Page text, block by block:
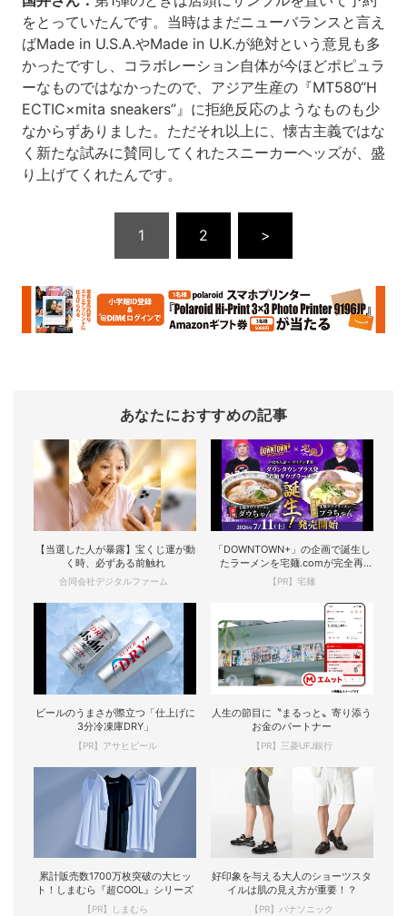
をとっていたんです。当時はまだニューバランスと言え
ばMade in U.S.A.やMade in U.K.が絶対という意見も多
かったですし、コラボレーション自体が今ほどポピュラ
ーなものではなかったので、アジア生産の『MT580“H
ECTIC×mita sneakers”』に拒絶反応のようなものも少
なからずありました。ただそれ以上に、懐古主義ではな
く新たな試みに賛同してくれたスニーカーヘッズが、盛
り上げてくれたんです。
1 2 >
あなたにおすすめの記事
【当選した人が暴露】宝くじ運が動
く時、必ずある前触れ
合同会社デジタルファーム
「DOWNTOWN+」の企画で誕生し
たラーメンを宅麺.comが完全再
現！
【PR】宅麺
ビールのうまさが際立つ「仕上げに
3分冷凍庫DRY」
【PR】アサヒビール
人生の節目に〝まるっと〟寄り添う
お金のパートナー
【PR】三菱UFJ銀行
累計販売数1700万枚突破の大ヒッ
ト！しまむら『超COOL』シリーズ
【PR】しまむら
好印象を与える大人のショーツスタ
イルは肌の見え方が重要！？
【PR】パナソニック